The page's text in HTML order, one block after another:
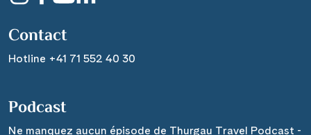
Contact
Hotline +41 71 552 40 30
Podcast
Ne manquez aucun épisode de Thurgau Travel Podcast -